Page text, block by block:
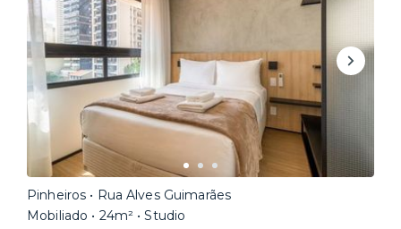
Pinheiros • Rua Alves Guimarães
Mobiliado • 24m² • Studio